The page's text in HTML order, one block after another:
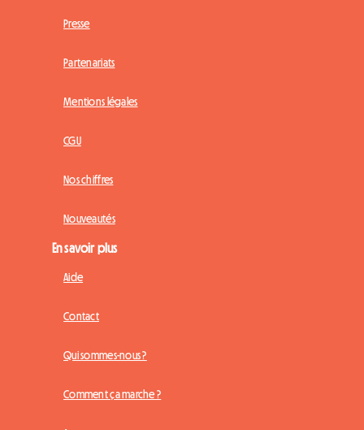
Presse
Partenariats
Mentions légales
CGU
Nos chiffres
Nouveautés
En savoir plus
Aide
Contact
Qui sommes-nous ?
Comment ça marche ?